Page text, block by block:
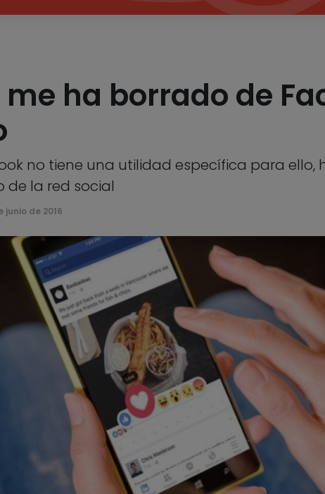
me ha borrado de
no tiene una utilidad específica para
de la red social
junio de 2016